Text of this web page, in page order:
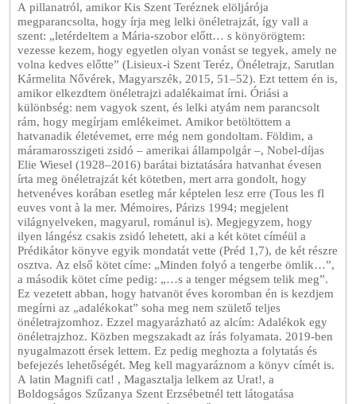
A pillanatról, amikor Kis Szent Teréznek elöljárója
megparancsolta, hogy írja meg lelki önéletrajzát, így vall a
szent: „letérdeltem a Mária-szobor előtt… s könyörögtem:
vezesse kezem, hogy egyetlen olyan vonást se tegyek, amely ne
volna kedves előtte” (Lisieux-i Szent Teréz, Önéletrajz, Sarutlan
Kármelita Nővérek, Magyarszék, 2015, 51–52). Ezt tettem én is,
amikor elkezdtem önéletrajzi adalékaimat írni. Óriási a
különbség: nem vagyok szent, és lelki atyám nem parancsolt
rám, hogy megírjam emlékeimet. Amikor betöltöttem a
hatvanadik életévemet, erre még nem gondoltam. Földim, a
máramarosszigeti zsidó – amerikai állampolgár –, Nobel-díjas
Elie Wiesel (1928–2016) barátai biztatására hatvanhat évesen
írta meg önéletrajzát két kötetben, mert arra gondolt, hogy
hetvenéves korában esetleg már képtelen lesz erre (Tous les fl
euves vont à la mer. Mémoires, Párizs 1994; megjelent
világnyelveken, magyarul, románul is). Megjegyzem, hogy
ilyen lángész csakis zsidó lehetett, aki a két kötet címéül a
Prédikátor könyve egyik mondatát vette (Préd 1,7), de két részre
osztva. Az első kötet címe: „Minden folyó a tengerbe ömlik…”,
a második kötet címe pedig: „…s a tenger mégsem telik meg”.
Ez vezetett abban, hogy hatvanöt éves koromban én is kezdjem
megírni az „adalékokat” soha meg nem születő teljes
önéletrajzomhoz. Ezzel magyarázható az alcím: Adalékok egy
önéletrajzhoz. Közben megszakadt az írás folyamata. 2019-ben
nyugalmazott érsek lettem. Ez pedig meghozta a folytatás és
befejezés lehetőségét. Meg kell magyaráznom a könyv címét is.
A latin Magnifi cat! , Magasztalja lelkem az Urat!, a
Boldogságos Szűzanya Szent Erzsébetnél tett látogatása